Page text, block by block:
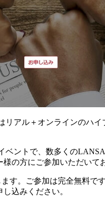
アル＋オンラインのハ
ベントで、数多くの
の方にご参加いただいて
す。ご参加は完全無料です
込みください。